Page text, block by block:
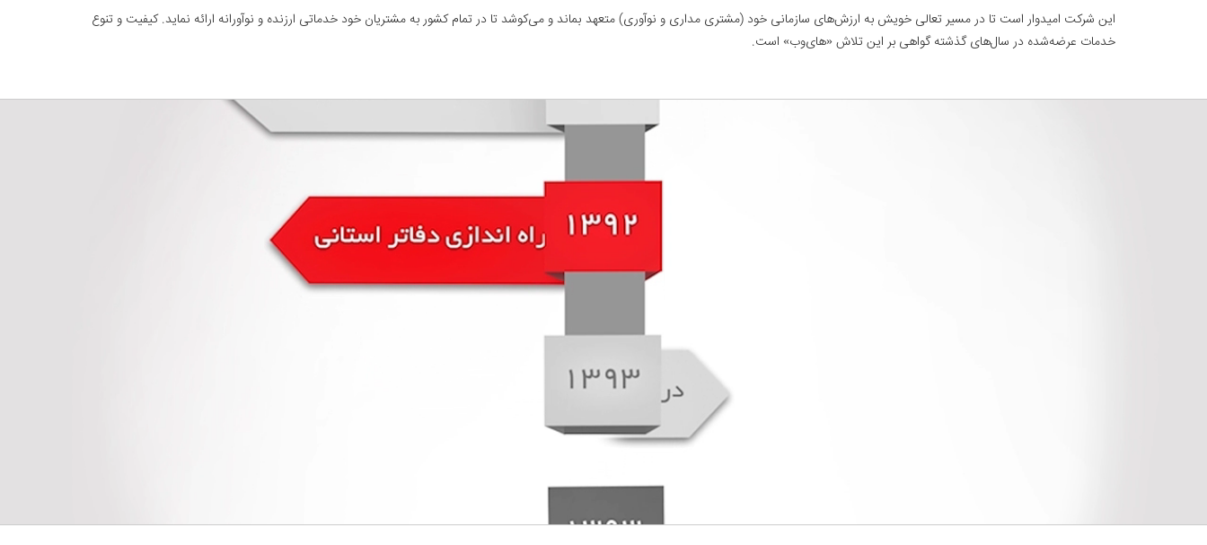
این شرکت امیدوار است تا در مسیر تعالی خویش به ارزش‌های سازمانی خود (مشتری مداری و نوآوری) متعهد بماند و می‌کوشد تا در تمام کشور به مشتریان خود خدماتی ارزنده و نوآورانه ارائه نماید. کیفیت و تنوع
خدمات عرضه‌شده در سال‌های گذشته گواهی بر این تلاش «های‌وب» است.